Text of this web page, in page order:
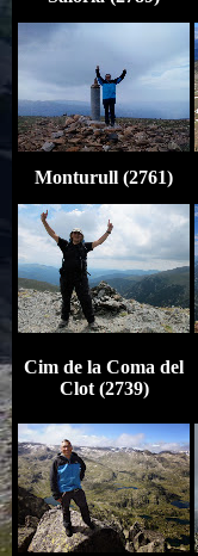
Monturull (2761)
Cim de la Coma del
Clot (2739)